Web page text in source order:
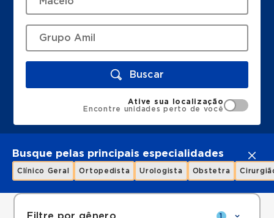
Buscar
Ative sua localização
Encontre unidades perto de você
Busque pelas principais especialidades
Clínico Geral Ortopedista Urologista Obstetra
1